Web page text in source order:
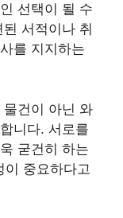
선택이 될 수
서적이나 취
를 지지하는
건이 아닌 와
니다. 서로를
굳건히 하는
이 중요하다고